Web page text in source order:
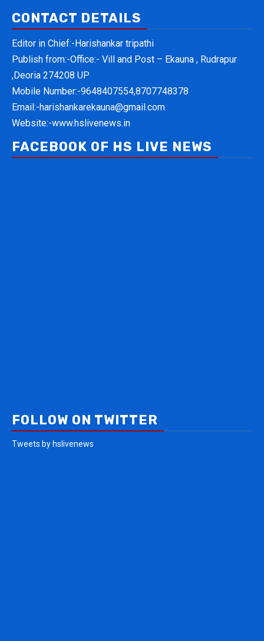
CONTACT DETAILS
Editor in Chief:-Harishankar tripathi
Publish from:-Office:- Vill and Post – Ekauna , Rudrapur
,Deoria 274208 UP
Mobile Number:-9648407554,8707748378
Email:-harishankarekauna@gmail.com
Website:-www.hslivenews.in
FACEBOOK OF HS LIVE NEWS
FOLLOW ON TWITTER
Tweets by hslivenews